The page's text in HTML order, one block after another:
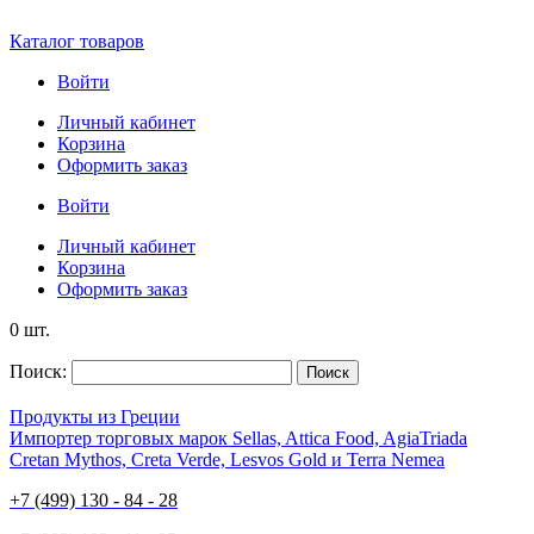
Каталог товаров
Войти
Личный кабинет
Корзина
Оформить заказ
Войти
Личный кабинет
Корзина
Оформить заказ
0 шт.
Поиск: Поиск
Продукты из Греции
Импортер торговых марок Sellas, Attica Food, AgiaTriada
Cretan Mythos, Creta Verde, Lesvos Gold и Terra Nemea
+7 (499) 130 - 84 - 28